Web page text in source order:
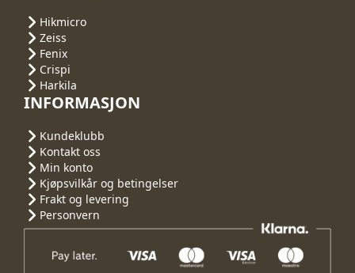
Hikmicro
Zeiss
Fenix
Crispi
Harkila
INFORMASJON
Kundeklubb
Kontakt oss
Min konto
Kjøpsvilkår og betingelser
Frakt og levering
Personvern